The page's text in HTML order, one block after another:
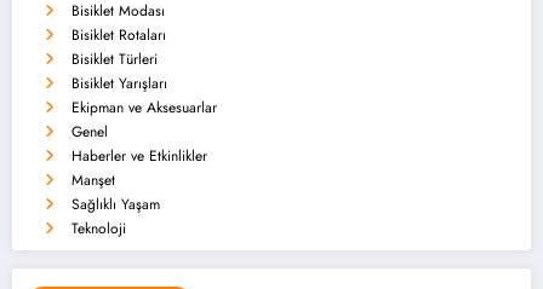
Bisiklet Modası
Bisiklet Rotaları
Bisiklet Türleri
Bisiklet Yarışları
Ekipman ve Aksesuarlar
Genel
Haberler ve Etkinlikler
Manşet
Sağlıklı Yaşam
Teknoloji